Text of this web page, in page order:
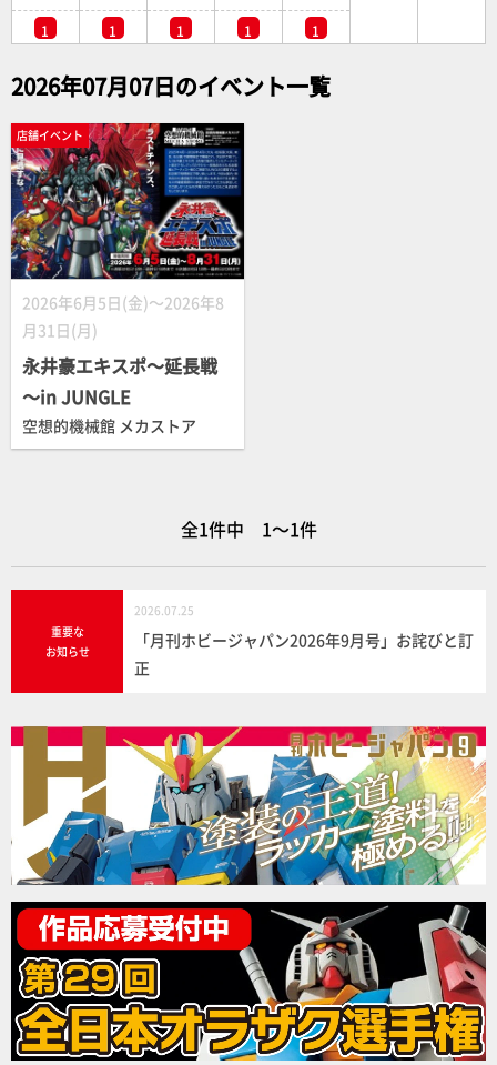
1 1 1 1 1
2026年07月07日のイベント一覧
店舗イベント
2026年6月5日(金)～2026年8
月31日(月)
永井豪エキスポ～延長戦
～in JUNGLE
空想的機械館 メカストア
全1件中 1～1件
重要な
お知らせ
2026.07.25
「月刊ホビージャパン2026年9月号」お詫びと訂
正